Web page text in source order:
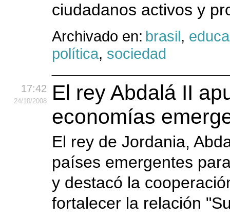
ciudadanos activos y
Archivado en: brasil,
política, sociedad
17:42
24/10/2008
El rey Abdalá II
economías
El rey de Jordania,
países emergentes
y destacó la
fortalecer la relación